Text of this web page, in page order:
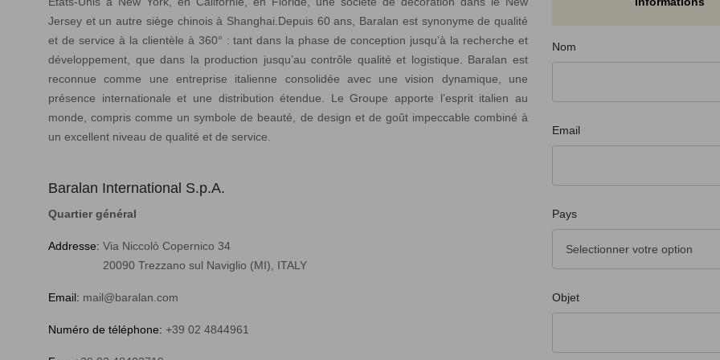
Jersey et un autre siège chinois à Shanghai.Depuis 60 ans, Baralan est synonyme de qualité
et de service à la clientèle à 360° : tant dans la phase de conception jusqu’à la recherche et
développement, que dans la production jusqu’au contrôle qualité et logistique. Baralan est
reconnue comme une entreprise italienne consolidée avec une vision dynamique, une
présence internationale et une distribution étendue. Le Groupe apporte l’esprit italien au
monde, compris comme un symbole de beauté, de design et de goût impeccable combiné à
un excellent niveau de qualité et de service.
Baralan International S.p.A.
Quartier général
Addresse: Via Niccolò Copernico 34
20090 Trezzano sul Naviglio (MI), ITALY
Email: mail@baralan.com
Numéro de téléphone: +39 02 4844961
Nom
Email
Pays
Objet